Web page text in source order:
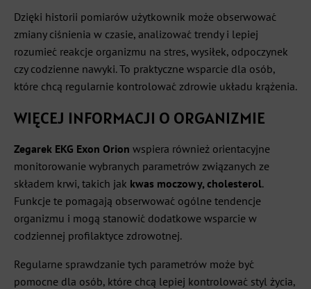
Dzięki historii pomiarów użytkownik może obserwować
zmiany ciśnienia w czasie, analizować trendy i lepiej
rozumieć reakcje organizmu na stres, wysiłek, odpoczynek
czy codzienne nawyki. To praktyczne wsparcie dla osób,
które chcą regularnie kontrolować zdrowie układu krążenia.
WIĘCEJ INFORMACJI O ORGANIZMIE
Zegarek EKG Exon Orion wspiera również orientacyjne
monitorowanie wybranych parametrów związanych ze
składem krwi, takich jak kwas moczowy, cholesterol.
Funkcje te pomagają obserwować ogólne tendencje
organizmu i mogą stanowić dodatkowe wsparcie w
codziennej profilaktyce zdrowotnej.
Regularne sprawdzanie tych parametrów może być
pomocne dla osób, które chcą lepiej kontrolować styl życia,